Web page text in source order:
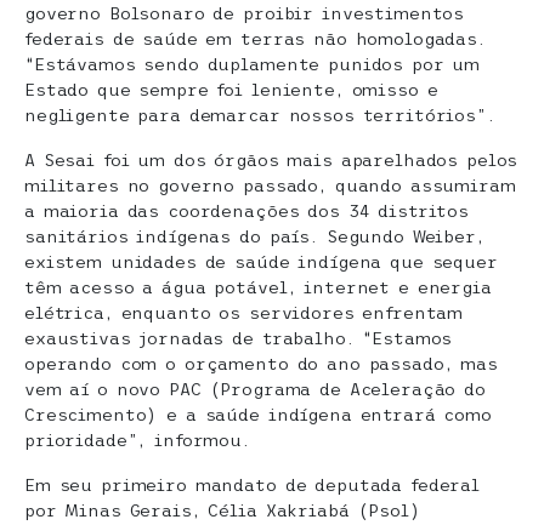
governo Bolsonaro de proibir investimentos
federais de saúde em terras não homologadas.
“Estávamos sendo duplamente punidos por um
Estado que sempre foi leniente, omisso e
negligente para demarcar nossos territórios”.
A Sesai foi um dos órgãos mais aparelhados pelos
militares no governo passado, quando assumiram
a maioria das coordenações dos 34 distritos
sanitários indígenas do país. Segundo Weiber,
existem unidades de saúde indígena que sequer
têm acesso a água potável, internet e energia
elétrica, enquanto os servidores enfrentam
exaustivas jornadas de trabalho. “Estamos
operando com o orçamento do ano passado, mas
vem aí o novo PAC (Programa de Aceleração do
Crescimento) e a saúde indígena entrará como
prioridade”, informou.
Em seu primeiro mandato de deputada federal
por Minas Gerais, Célia Xakriabá (Psol)